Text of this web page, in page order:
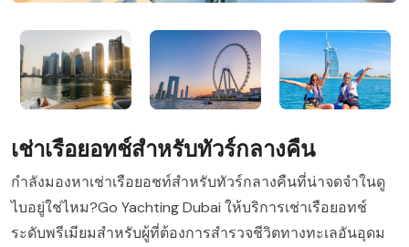
เช่าเรือยอทช์สำหรับทัวร์กลางคืน
กำลังมองหาเช่าเรือยอชท์สำหรับทัวร์กลางคืนที่น่าจดจำในดู
ไบอยู่ใช่ไหม?Go Yachting Dubai ให้บริการเช่าเรือยอทช์
ระดับพรีเมียมสำหรับผู้ที่ต้องการสำรวจชีวิตทางทะเลอันอุดม